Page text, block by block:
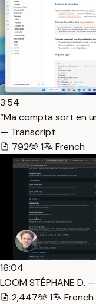
3:54
“Ma compta sort en
— Transcript
792
1 French
16:04
LOOM STÉPHANE D.
2,447
1 French